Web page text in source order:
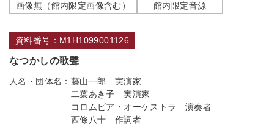
画像無（館内限定画像含む） 館内限定音源
資料番号：M1H1099001126
なつかしの歌聲
人名・団体名： 藤山一郎 実演家
二葉あき子 実演家
コロムビア・オーケストラ 演奏者
西條八十 作詞者